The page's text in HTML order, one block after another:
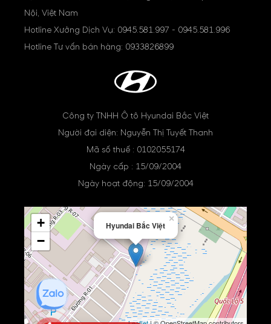
Nội, Việt Nam
Hotline Xưởng Dịch Vụ: 0945.581.997 - 0945.581.996
Hotline Tư vấn bán hàng: 0933826899
Công ty TNHH Ô tô Hyundai Bắc Việt
Người đại diện: Nguyễn Thị Tuyết Thanh
Mã số thuế : 0102055174
Ngày cấp : 15/09/2004
Ngày hoạt động: 15/09/2004
Hyundai Bắc Việt
×
+
−